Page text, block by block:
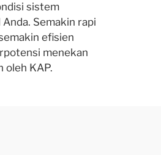
sistem
Semakin rapi
efisien
menekan
oleh KAP.